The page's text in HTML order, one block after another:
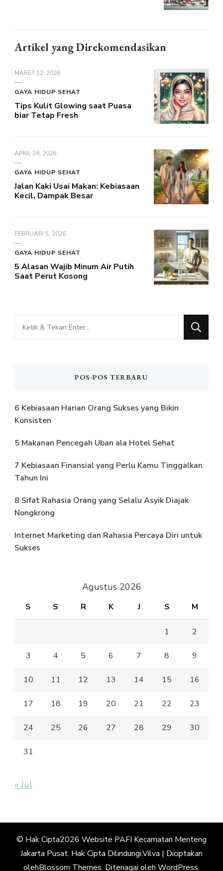
Artikel yang Direkomendasikan
MARET 12, 2026
GAYA HIDUP SEHAT
Tips Kulit Glowing saat Puasa
biar Tetap Fresh
APRIL 24, 2026
GAYA HIDUP SEHAT
Jalan Kaki Usai Makan: Kebiasaan
Kecil, Dampak Besar
FEBRUARI 5, 2026
GAYA HIDUP SEHAT
5 Alasan Wajib Minum Air Putih
Saat Perut Kosong
Mencari
Sesuatu?
POS-POS TERBARU
6 Kebiasaan Harian Orang Sukses yang Bikin
Konsisten
5 Makanan Pencegah Uban ala Hotel Sehat
7 Kebiasaan Finansial yang Perlu Kamu Tinggalkan
Tahun Ini
8 Sifat Rahasia Orang yang Selalu Asyik Diajak
Nongkrong
Internet Marketing dan Rahasia Percaya Diri untuk
Sukses
Agustus 2026
S S R K J S M
1 2
3 4 5 6 7 8 9
10 11 12 13 14 15 16
17 18 19 20 21 22 23
24 25 26 27 28 29 30
31
« Jul
© Hak Cipta2026 Website PAFI Kecamatan Menteng
Jakarta Pusat. Hak Cipta Dilindungi.Vilva | Diciptakan
olehBlossom Themes. Ditenagai oleh WordPress.